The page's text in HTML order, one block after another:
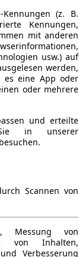
(z. B.
Kennungen,
mit anderen
usw.) auf
werden,
es eine App oder
oder mehrere
und erteilte
in unserer
Scannen von
Messung von
von Inhalten,
Verbesserung